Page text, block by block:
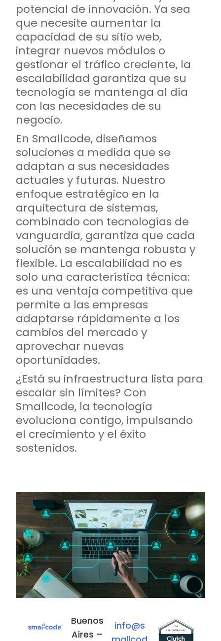
potencial de innovación. Ya sea
que necesite aumentar la
capacidad de su sitio web,
integrar nuevos módulos o
gestionar el tráfico creciente, la
escalabilidad garantiza que su
tecnología se mantenga al día
con las necesidades de su
negocio.
En Smallcode, diseñamos
soluciones a medida que se
adaptan a sus necesidades
actuales y futuras. Nuestro
enfoque estratégico en la
arquitectura de sistemas,
combinado con tecnologías de
vanguardia, garantiza que cada
solución se mantenga robusta y
flexible. La escalabilidad no es
solo una característica técnica:
es una ventaja competitiva que
permite a las empresas
adaptarse rápidamente a los
cambios del mercado y
aprovechar nuevas
oportunidades.
¿Está su infraestructura lista para
escalar sin límites? Con
Smallcode, la tecnología
evoluciona contigo, impulsando
el crecimiento y el éxito
sostenidos.
Buenos
Aires –
info@s